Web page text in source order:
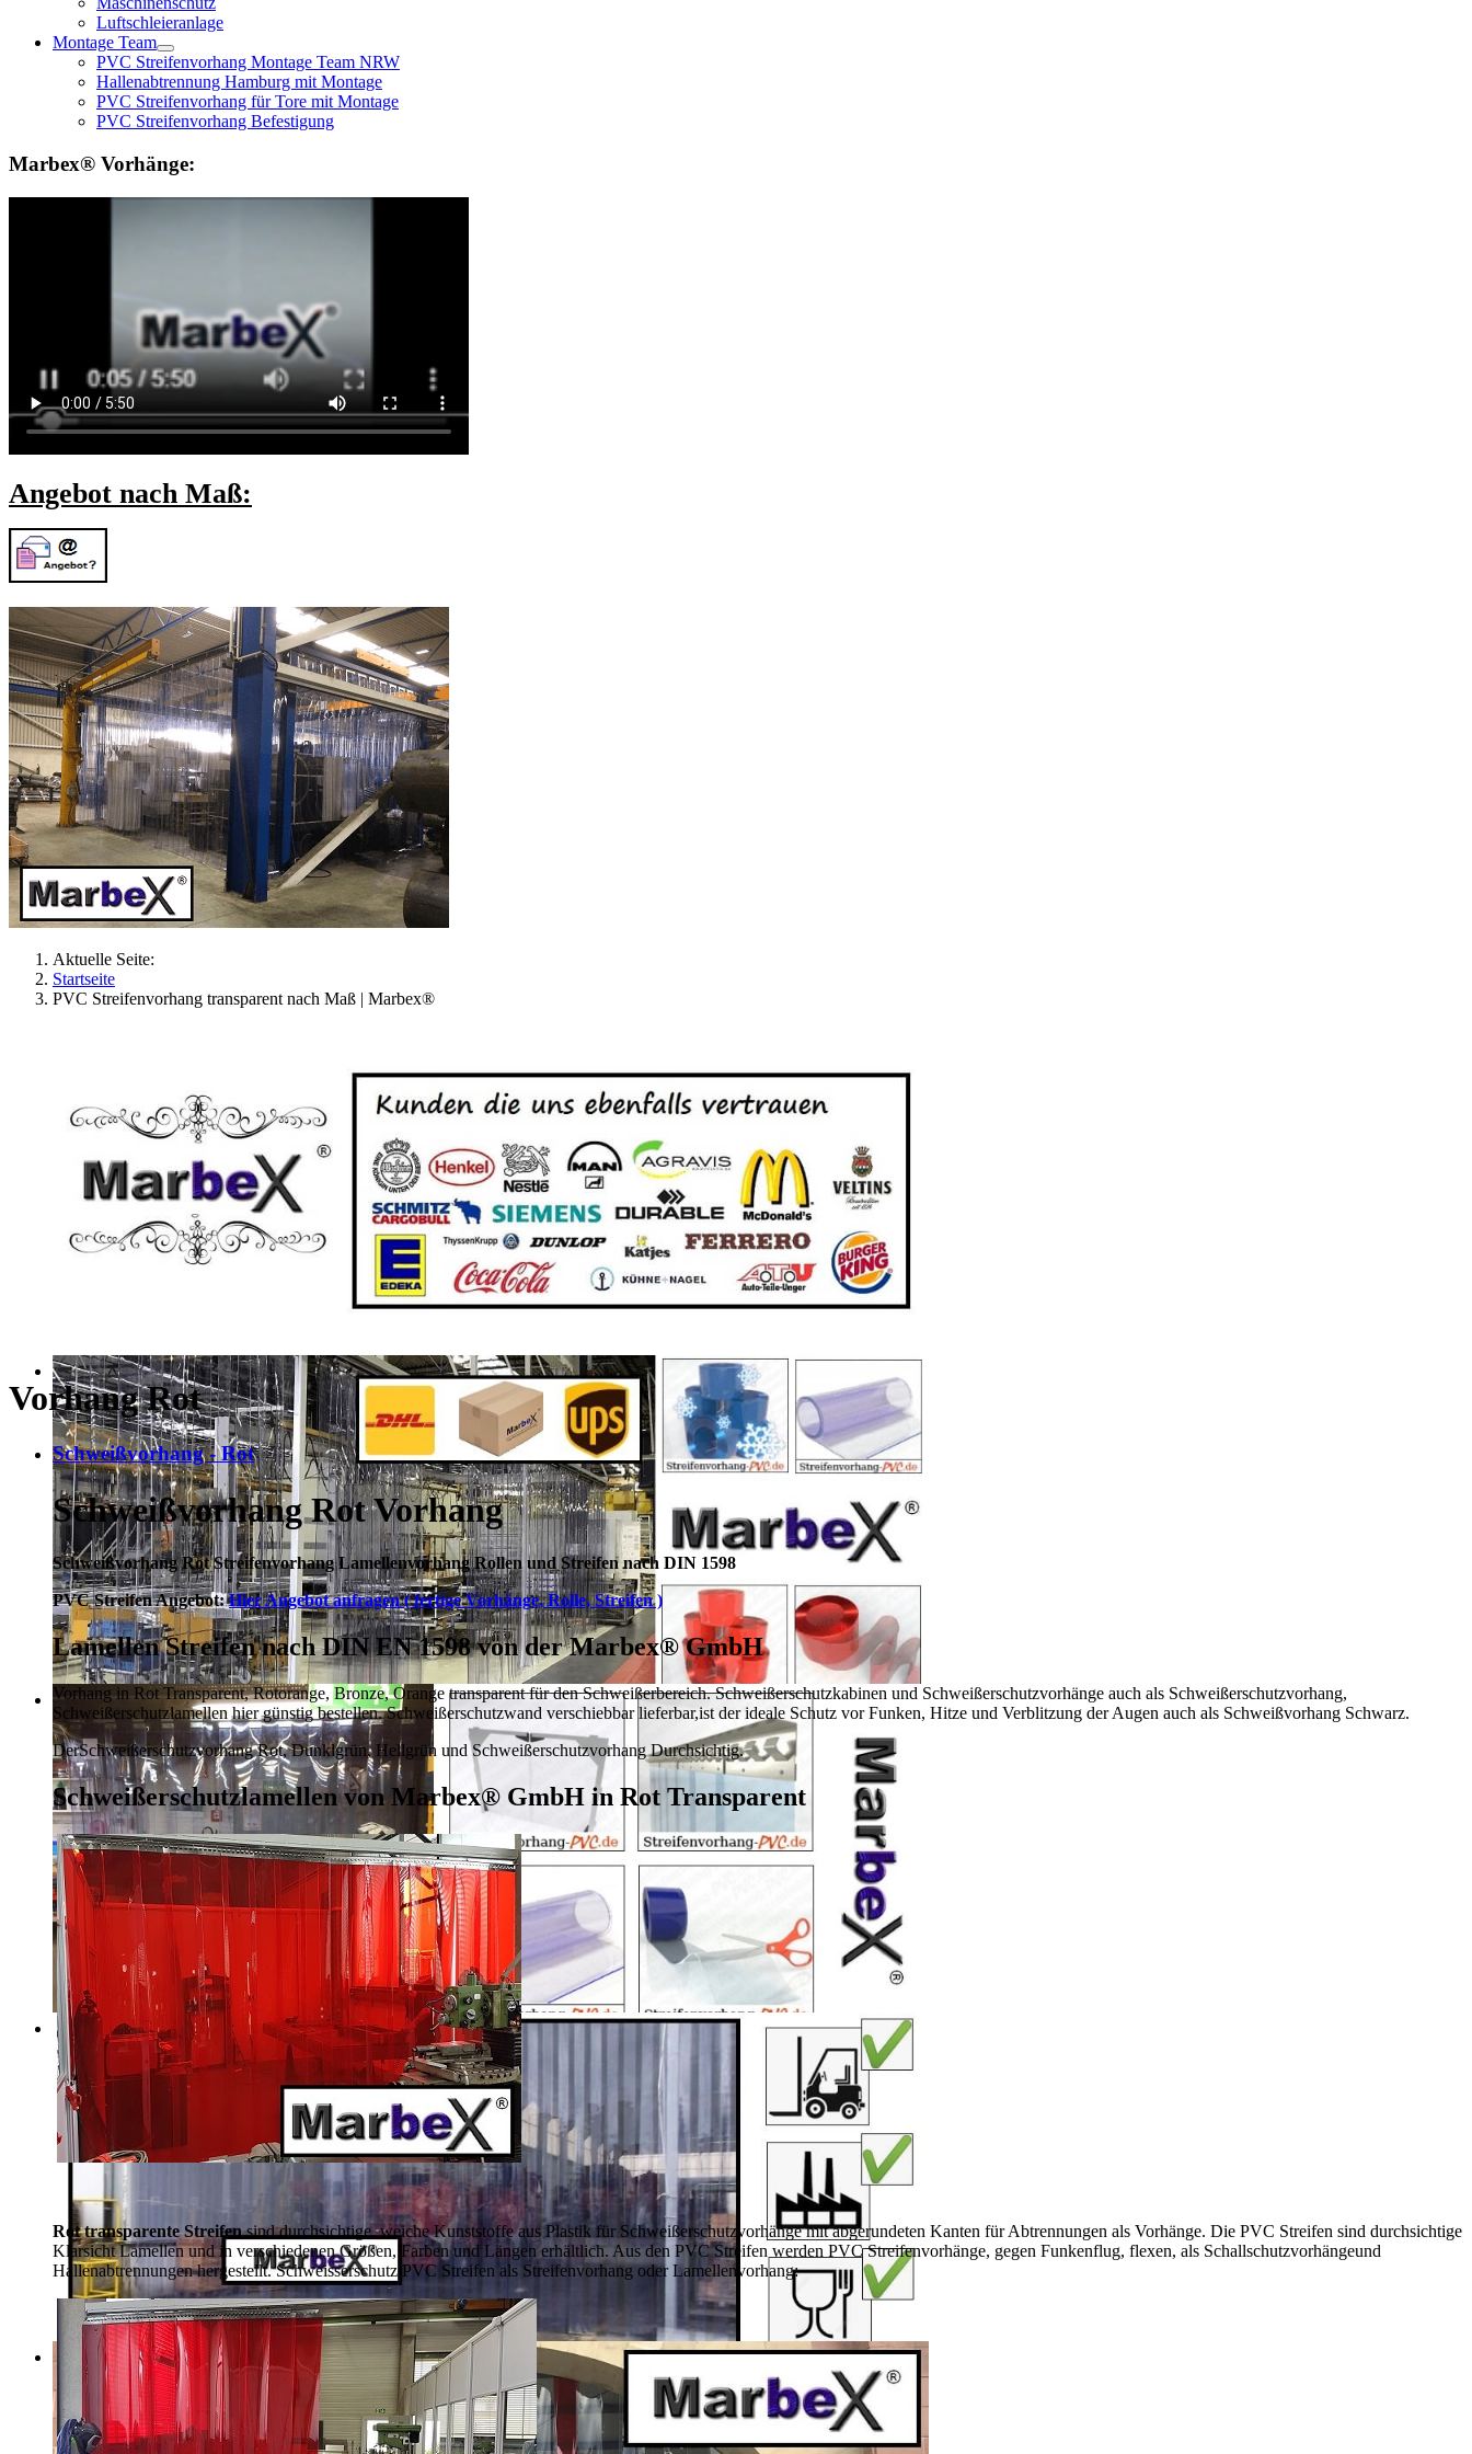
Luftschleieranlage
Montage Team
PVC Streifenvorhang Montage Team NRW
Hallenabtrennung Hamburg mit Montage
PVC Streifenvorhang für Tore mit Montage
PVC Streifenvorhang Befestigung
Marbex® Vorhänge:
Angebot nach Maß:
Aktuelle Seite:
Startseite
PVC Streifenvorhang transparent nach Maß | Marbex®
Vorhang Rot
Schweißvorhang - Rot
Schweißvorhang Rot Vorhang
Schweißvorhang Rot Streifenvorhang Lamellenvorhang Rollen und Streifen nach DIN 1598
PVC Streifen Angebot:Hier Angebot anfragen ( fertige Vorhänge, Rolle, Streifen )
Lamellen Streifen nach DIN EN 1598 von der Marbex® GmbH
Vorhang in Rot Transparent, Rotorange, Bronze, Orange transparent für den Schweißerbereich. Schweißerschutzkabinen und Schweißerschutzvorhänge auch als Schweißerschutzvorhang,
Schweißerschutzlamellen hier günstig bestellen.Schweißerschutzwand verschiebbar lieferbar,ist der ideale Schutz vor Funken, Hitze und Verblitzung der Augen auch als Schweißvorhang Schwarz.
DerSchweißerschutzvorhang Rot, Dunklgrün,Hellgrün und Schweißerschutzvorhang Durchsichtig.
Schweißerschutzlamellen von Marbex® GmbH in Rot Transparent
Rot transparente Streifen sind durchsichtige, weiche Kunststoffe aus Plastik für Schweißerschutzvorhänge mit abgerundeten Kanten für Abtrennungen als Vorhänge. Die PVC Streifen sind durchsichtige
Klarsicht Lamellen und in verschiedenen Größen, Farben und Längen erhältlich. Aus den PVC Streifen werden PVC Streifenvorhänge, gegen Funkenflug, flexen, als Schallschutzvorhängeund
Hallenabtrennungen hergestellt. Schweisserschutz PVC Streifen als Streifenvorhang oder Lamellenvorhang: